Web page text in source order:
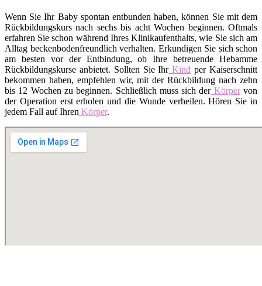
Wenn Sie Ihr Baby spontan entbunden haben, können Sie mit dem
Rückbildungskurs nach sechs bis acht Wochen beginnen. Oftmals
erfahren Sie schon während Ihres Klinikaufenthalts, wie Sie sich am
Alltag beckenbodenfreundlich verhalten. Erkundigen Sie sich schon
am besten vor der Entbindung, ob Ihre betreuende Hebamme
Rückbildungskurse anbietet. Sollten Sie IhrKind per Kaiserschnitt
bekommen haben, empfehlen wir, mit der Rückbildung nach zehn
bis 12 Wochen zu beginnen. Schließlich muss sich derKörpervon
der Operation erst erholen und die Wunde verheilen. Hören Sie in
jedem Fall auf Ihren Körper.